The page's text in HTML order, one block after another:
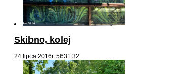
Skibno, kolej
24 lipca 2016r. 5631 32